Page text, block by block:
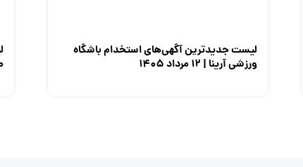
لیست جدیدترین آگهی‌های استخدام باشگاه
ورزشی آرینا | ۱۲ مرداد ۱۴۰۵